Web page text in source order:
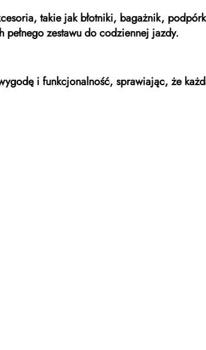
takie jak błotniki, bagażnik,
zestawu do codziennej jazdy.
i funkcjonalność, sprawiając, że